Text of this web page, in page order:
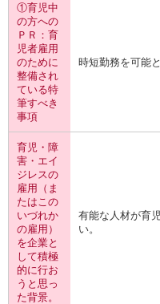
①育児中
の方への
ＰＲ：育
児者雇用
のために
整備され
ている特
筆すべき
事項
時短勤務を可能
育児・障
害・エイ
ジレスの
雇用（ま
たはこの
いづれか
の雇用）
を企業と
して積極
的に行お
うと思っ
た背景。
有能な人材が育
い。